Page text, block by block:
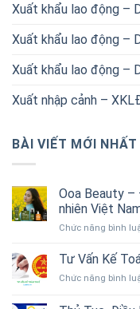
Xuất khẩu lao động –
Xuất khẩu lao động –
Xuất khẩu lao động –
Xuất nhập cảnh –
BÀI VIẾT MỚI NHẤT
Ooa Beauty
nhiên Việt
Chức năng bình
Tư Vấn Kế
Chức năng bình